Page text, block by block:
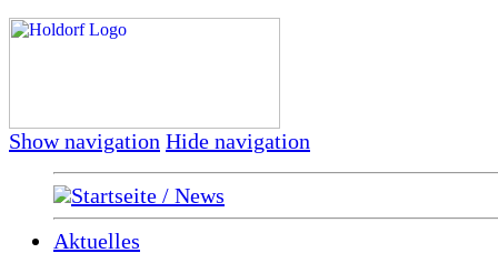
Show navigation Hide navigation
Startseite / News
Aktuelles